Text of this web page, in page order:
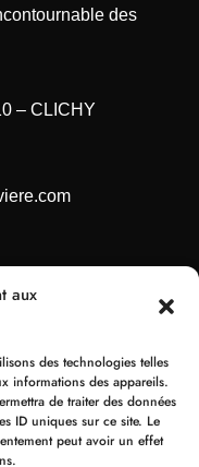
aux
des technologies telles
informations des appareils.
de traiter des données
ID uniques sur ce site. Le
peut avoir un effet
des
– CLICHY